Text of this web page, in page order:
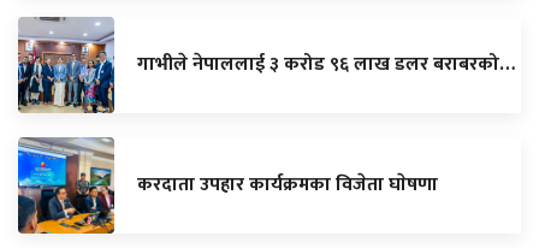
गाभीले नेपाललाई ३ करोड ९६ लाख डलर बराबरको…
करदाता उपहार कार्यक्रमका विजेता घाेषणा